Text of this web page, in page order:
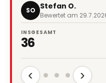
SO Stefan O.
Bewertet am
INSGESAMT
36
‹ ›